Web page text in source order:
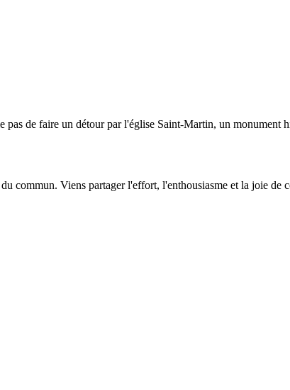
de faire un détour par l'église Saint-Martin, un monument
commun. Viens partager l'effort, l'enthousiasme et la joie de